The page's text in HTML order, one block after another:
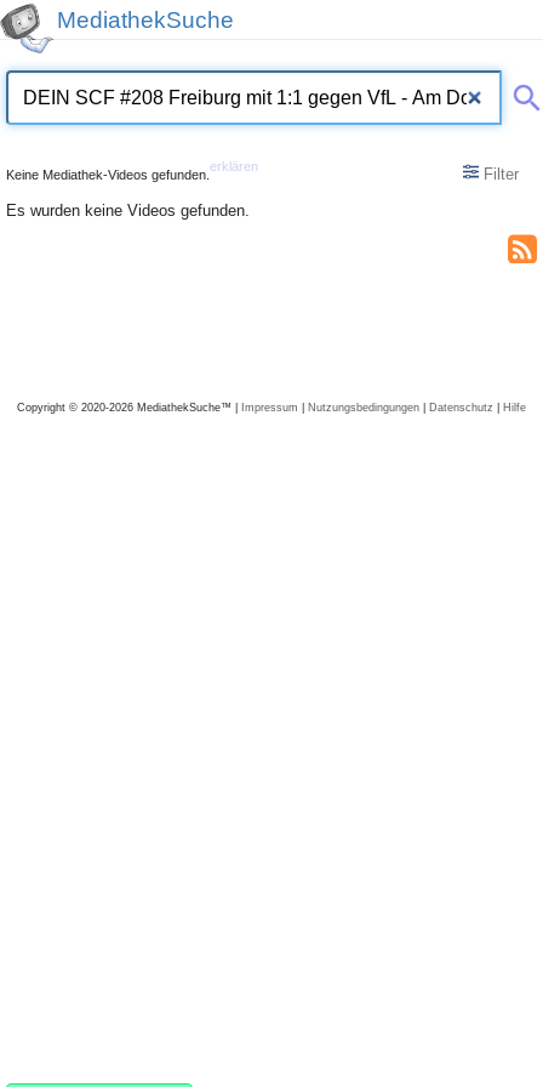
MediathekSuche
Keine Mediathek-Videos gefunden.
erklären
Filter
Es wurden keine Videos gefunden.
Copyright © 2020-2026 MediathekSuche™ | Impressum | Nutzungsbedingungen | Datenschutz | Hilfe